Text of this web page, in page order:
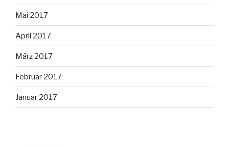
Mai 2017
April 2017
März 2017
Februar 2017
Januar 2017